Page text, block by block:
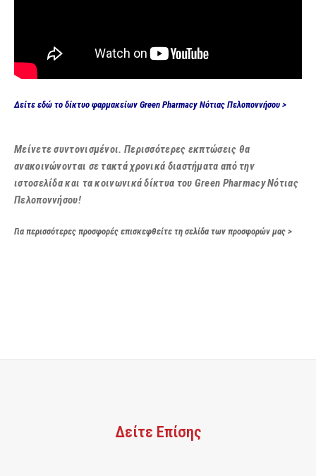
Δείτε εδώ το δίκτυο φαρμακείων Green Pharmacy Νότιας Πελοποννήσου >
Μείνετε συντονισμένοι. Περισσότερες εκπτώσεις θα
ανακοινώνονται σε τακτά χρονικά διαστήματα από την
ιστοσελίδα και τα κοινωνικά δίκτυα του Green Pharmacy Νότιας
Πελοποννήσου!
Για περισσότερες προσφορές επισκεφθείτε τη σελίδα των προσφορών μας >
Δείτε Επίσης